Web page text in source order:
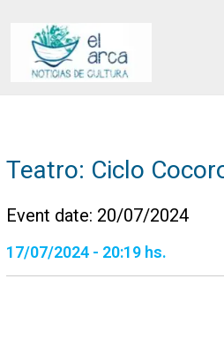
contenido
Teatro: Ciclo
Event date: 20/07/2024
17/07/2024 - 20:19 hs.